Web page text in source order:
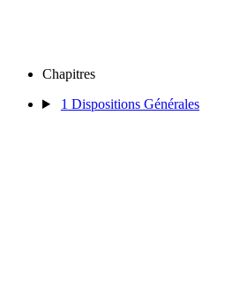
Chapitres
1 Dispositions Générales